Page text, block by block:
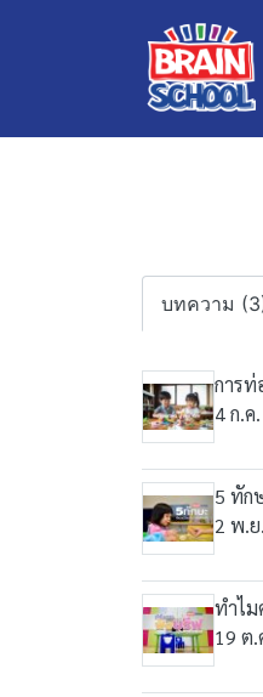
บทความ
การท่
4 ก.ค
5 ทัก
2 พ.
ทำไม
19 ต.